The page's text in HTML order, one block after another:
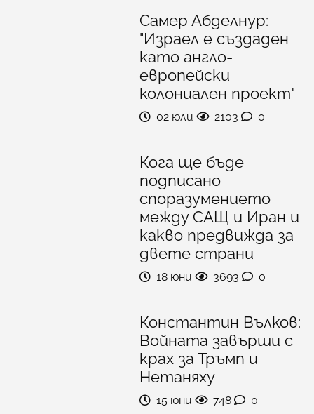
Самер Абделнур:
"Израел е създаден
като англо-
европейски
колониален проект"
02 юли 2103 0
Кога ще бъде
подписано
споразумението
между САЩ и Иран и
какво предвижда за
двете страни
18 юни 3693 0
Константин Вълков:
Войната завърши с
крах за Тръмп и
Нетаняху
15 юни 748 0